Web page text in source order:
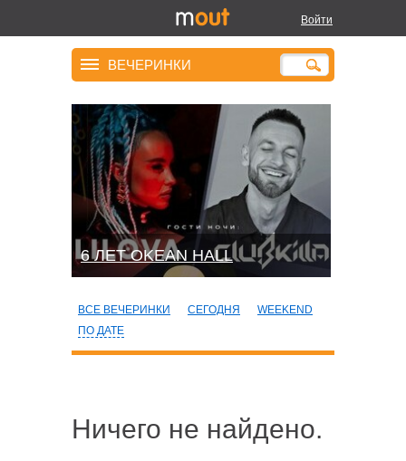
Войти
ВЕЧЕРИНКИ
6 ЛЕТ OKEAN HALL
ВСЕ ВЕЧЕРИНКИ СЕГОДНЯ
WEEKEND
ПО ДАТЕ
Ничего не найдено.